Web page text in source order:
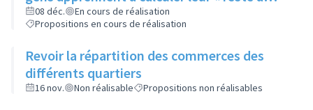
vivre »
08 déc.
En cours de réalisation
Propositions en cours de réalisation
Revoir la répartition des commerces des
différents quartiers
16 nov. Non réalisable Propositions non réalisables